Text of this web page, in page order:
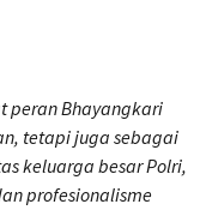
peran Bhayangkari
tetapi juga sebagai
keluarga besar Polri,
profesionalisme